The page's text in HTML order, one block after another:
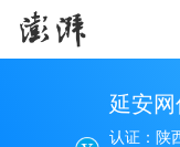
延安
认证：陕